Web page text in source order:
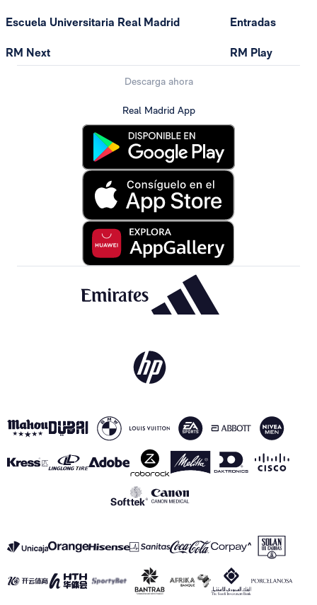
Escuela Universitaria Real Madrid
RM Next
Entradas
RM Play
Descarga ahora
Real Madrid App